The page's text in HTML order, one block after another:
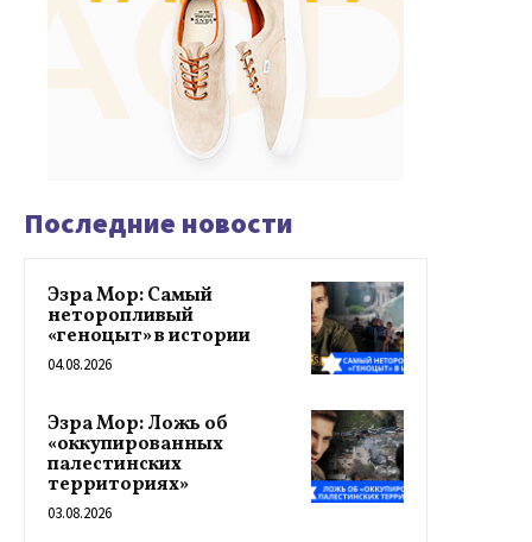
Последние новости
Эзра Мор: Самый
неторопливый
«геноцыт» в истории
04.08.2026
Эзра Мор: Ложь об
«оккупированных
палестинских
территориях»
03.08.2026